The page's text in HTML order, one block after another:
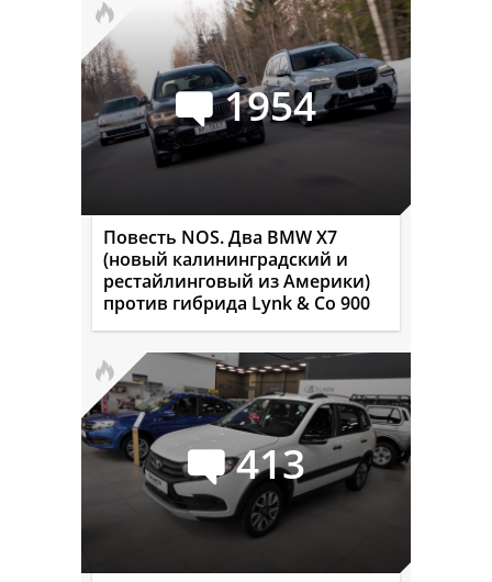
1954
Повесть NOS. Два BMW X7
(новый калининградский и
рестайлинговый из Америки)
против гибрида Lynk & Co 900
413